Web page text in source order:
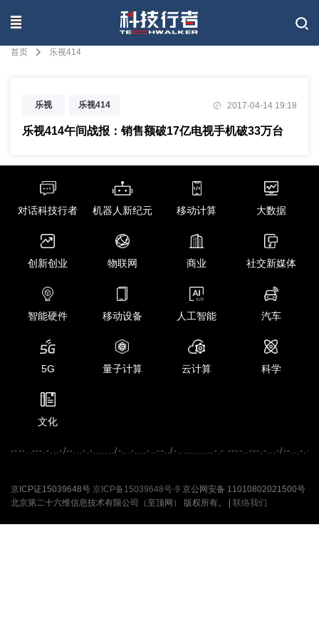
联系我们
首页 乐视414
乐视 乐视414 2017-04-14 19:18
乐视414午间战报：销售额破17亿电视手机破33万台
对话科技行者 机器人新纪元 移动计算 大数据
创新创业 物联网 商业 社交新媒体
智能硬件 移动设备 人工智能 汽车
5G 量子计算 云计算 科学
文化
----..---.-...-/--...-.-......./-...-....-..--../-............-.- ----..---.-...-/--...-.-
京ICP证15039648号 京ICP备15039648号-9 京公网安备 11010802021500号
北京第二十六维信息技术有限公司（至顶网） 版权所有。 | 联络我们